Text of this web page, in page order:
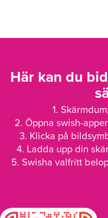
Här kan du
1.
2. Öppna swish-
3. Klicka på
4. Ladda upp din
5. Swisha valfritt